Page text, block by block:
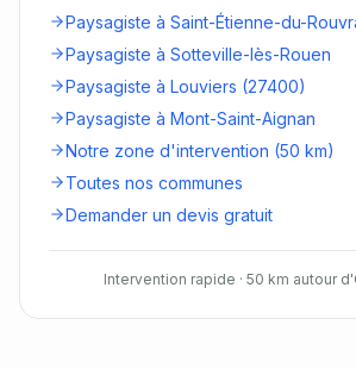
Paysagiste à Saint-Étienne-du-
Paysagiste à Sotteville-lès-Rouen
Paysagiste à Louviers (27400)
Paysagiste à Mont-Saint-Aignan
Notre zone d'intervention (50 km)
Toutes nos communes
Demander un devis gratuit
Intervention rapide · 50 km autour